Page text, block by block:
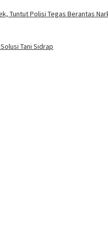
Tuntut Polisi Tegas Berantas
Tani Sidrap